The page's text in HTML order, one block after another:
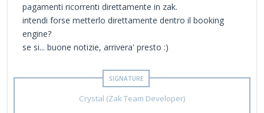
pagamenti ricorrenti direttamente in zak.
intendi forse metterlo direttamente dentro il booking
engine?
se si... buone notizie, arrivera' presto :)
Crystal (Zak Team Developer)